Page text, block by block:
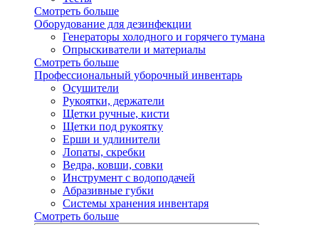
Смотреть больше
Оборудование для дезинфекции
Генераторы холодного и горячего тумана
Опрыскиватели и материалы
Смотреть больше
Профессиональный уборочный инвентарь
Осушители
Рукоятки, держатели
Щетки ручные, кисти
Щетки под рукоятку
Ерши и удлинители
Лопаты, скребки
Ведра, ковши, совки
Инструмент с водоподачей
Абразивные губки
Системы хранения инвентаря
Смотреть больше